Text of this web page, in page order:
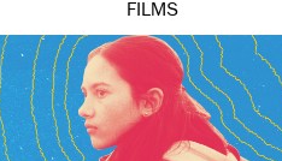
FILMS